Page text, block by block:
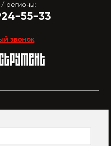
регионы:
55-33
звонок